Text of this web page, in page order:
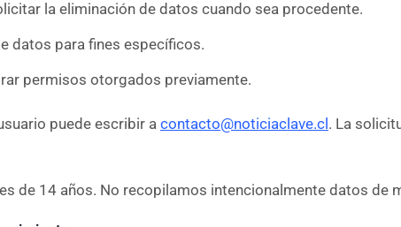
la eliminación de datos cuando sea procedente.
datos para fines específicos.
permisos otorgados previamente.
puede escribir a contacto@noticiaclave.cl . La
de 14 años. No recopilamos intencionalmente datos de